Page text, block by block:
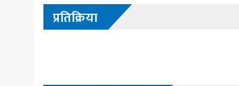
प्रतिक्रिया